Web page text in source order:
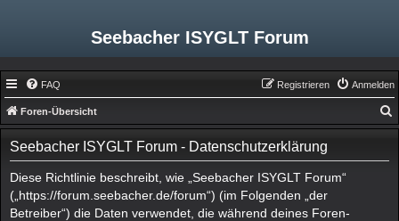
Seebacher ISYGLT Forum
FAQ Anmelden
Registrieren
Foren-Übersicht
u
Seebacher ISYGLT Forum - Datenschutzerklärung
Diese Richtlinie beschreibt, wie „Seebacher ISYGLT Forum“
(„https://forum.seebacher.de/forum“) (im Folgenden „der
Betreiber“) die Daten verwendet, die während deines Foren-